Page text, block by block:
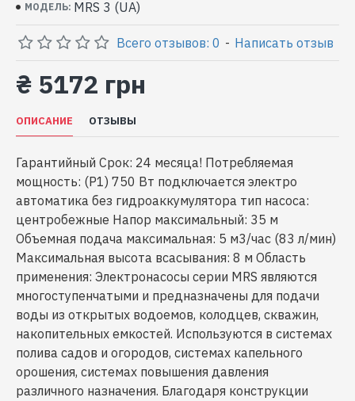
МОДЕЛЬ: MRS 3 (UA)
Всего отзывов: 0 - Написать отзыв
₴ 5172 грн
ОПИСАНИЕ ОТЗЫВЫ
Гарантийный Срок: 24 месяца! Потребляемая
мощность: (P1) 750 Вт подключается электро
автоматика без гидроаккумулятора тип насоса:
центробежные Напор максимальный: 35 м
Объемная подача максимальная: 5 м3/час (83 л/мин)
Максимальная высота всасывания: 8 м Область
применения: Электронасосы серии MRS являются
многоступенчатыми и предназначены для подачи
воды из открытых водоемов, колодцев, скважин,
накопительных емкостей. Используются в системах
полива садов и огородов, системах капельного
орошения, системах повышения давления
различного назначения. Благодаря конструкции